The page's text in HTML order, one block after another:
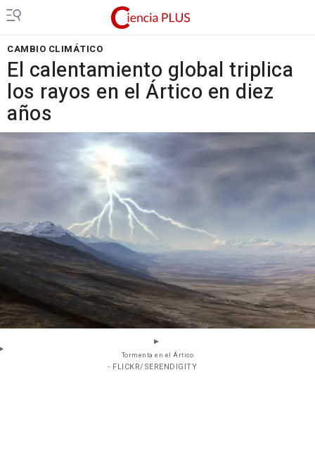
CAMBIO CLIMÁTICO
El calentamiento global triplica
los rayos en el Ártico en diez
años
Tormenta en el Ártico
- FLICKR/SERENDIGITY